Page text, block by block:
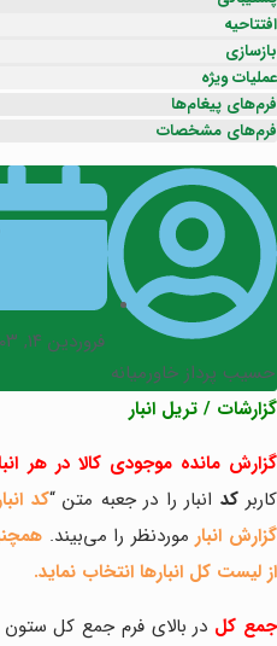
افتتاحیه
بازسازی
عملیات ویژه
فرم‌های پیغام‌ها
فرم‌های مشخصات
حسیب پرداز خاورمیانه
فروردین ۱۴, ۱۴۰۳
گزارشات / تریل انبار
گزارش مانده موجودی کالا در هر
کاربرکد انبار را در جعبه متن “کد
گزارش انبار موردنظر را می‌بیند.
از لیست کل انبارها انتخاب نماید.
جمع کل در بالای فرم جمع کل ستون